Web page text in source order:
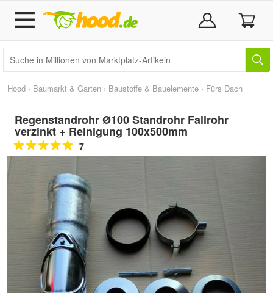
Hood › Baumarkt & Garten › Baustoffe & Bauelemente › Fürs Dach
Regenstandrohr Ø100 Standrohr Fallrohr
verzinkt + Reinigung 100x500mm
7